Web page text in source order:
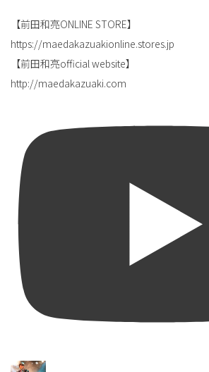
【前田和亮ONLINE STORE】
https://maedakazuakionline.stores.jp
【前田和亮official website】
http://maedakazuaki.com